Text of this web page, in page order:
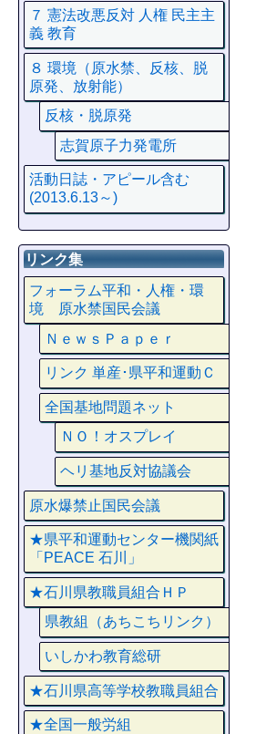
７ 憲法改悪反対 人権 民主主
義 教育
８ 環境（原水禁、反核、脱
原発、放射能）
反核・脱原発
志賀原子力発電所
活動日誌・アピール含む
(2013.6.13～)
リンク集
フォーラム平和・人権・環
境 原水禁国民会議
ＮｅｗｓＰａｐｅｒ
リンク 単産･県平和運動Ｃ
全国基地問題ネット
ＮＯ！オスプレイ
ヘリ基地反対協議会
原水爆禁止国民会議
★県平和運動センター機関紙
「PEACE 石川」
★石川県教職員組合ＨＰ
県教組（あちこちリンク）
いしかわ教育総研
★石川県高等学校教職員組合
★全国一般労組